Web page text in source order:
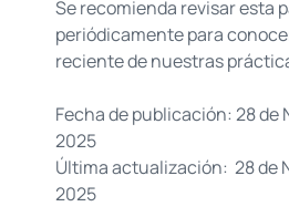
Se recomienda revisar esta
periódicamente para
reciente de nuestras
Fecha de publicación: 28 de
2025
Última actualización: 28 de
2025